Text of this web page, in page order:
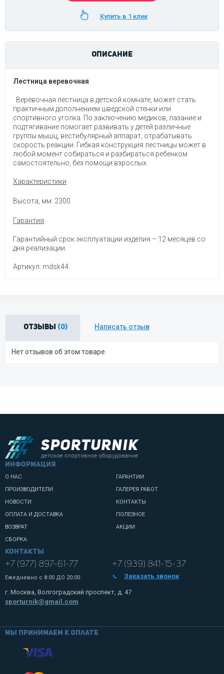
Купить в 1 клик
ОПИСАНИЕ
Лестница веревочная
Веревочная лестница в детской комнате, может стать
практичным дополнением шведской стенки или
спортивного уголка. По заключению медиков, лазание и
подтягивание помогает развивать у детей различные
группы мышц, вестибулярный аппарат, отрабатывать
скорость реакции. Гибкая конструкция лестницы может в
любой момент собираться и разбираться ребенком
самостоятельно, без помощи взрослых.
Характеристики
Высота, мм: 2300
Гарантия
Гарантийный срок эксплуатации изделия – 12 месяцев со
дня реализации.
Артикул: mdsk44
Отзывы (0) Написать отзыв
Нет отзывов об этом товаре.
информация
О НАС
ПРОИЗВОДИТЕЛИ
НОВОСТИ
ОПЛАТА И ДОСТАВКА
ВОЗВРАТ
СБОРКА
ГАРАНТИИ
ГАЛЕРЕЯ РАБОТ
КОНТАКТЫ
ПОЛЕЗНОЕ
АКЦИИ
Контакты
+7 (977) 897-61-77
Ежедневно с 8:00 ДО 20:00
+7 (939) 841-15-37
Заказать звонок
г. Москва, Волгоградский проспект, д. 47
sporturnik@gmail.com
Мы принимаем к оплате